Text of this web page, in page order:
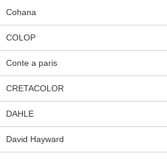
Cohana
COLOP
Conte a paris
CRETACOLOR
DAHLE
David Hayward